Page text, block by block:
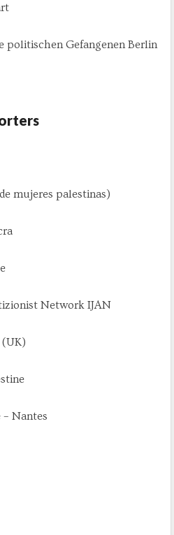
politischen Gefangenen Berlin
mujeres palestinas)
Network IJAN
(UK)
– Nantes